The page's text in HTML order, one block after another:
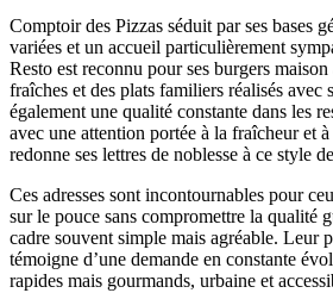
Comptoir des Pizzas séduit par ses bases
variées et un accueil particulièrement
Resto est reconnu pour ses burgers
fraîches et des plats familiers réalisés avec
également une qualité constante dans les
avec une attention portée à la fraîcheur et
redonne ses lettres de noblesse à ce style
Ces adresses sont incontournables pour
sur le pouce sans compromettre la qualité
cadre souvent simple mais agréable. Leur
témoigne d’une demande en constante
rapides mais gourmands, urbaine et